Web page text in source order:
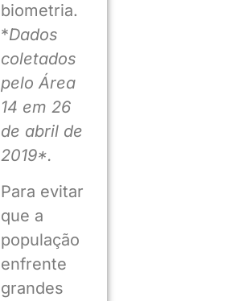
biometria.
*Dados
coletados
pelo Área
14 em 26
de abril de
2019*.
Para evitar
que a
população
enfrente
grandes